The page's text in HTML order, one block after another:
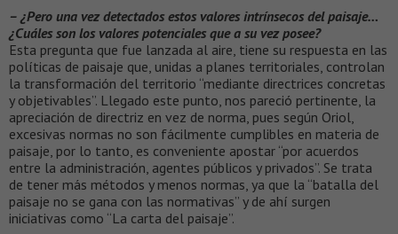
– ¿Pero una vez detectados estos valores intrínsecos del paisaje…
¿Cuáles son los valores potenciales que a su vez posee?
Esta pregunta que fue lanzada al aire, tiene su respuesta en las
políticas de paisaje que, unidas a planes territoriales, controlan
la transformación del territorio “mediante directrices concretas
y objetivables”. Llegado este punto, nos pareció pertinente, la
apreciación de directriz en vez de norma, pues según Oriol,
excesivas normas no son fácilmente cumplibles en materia de
paisaje, por lo tanto, es conveniente apostar “por acuerdos
entre la administración, agentes públicos y privados”. Se trata
de tener más métodos y menos normas, ya que la “batalla del
paisaje no se gana con las normativas” y de ahí surgen
iniciativas como “La carta del paisaje”.